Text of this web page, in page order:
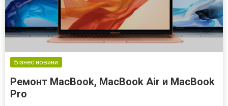
Бізнес новини
Ремонт MacBook, MacBook Air и MacBook
Pro